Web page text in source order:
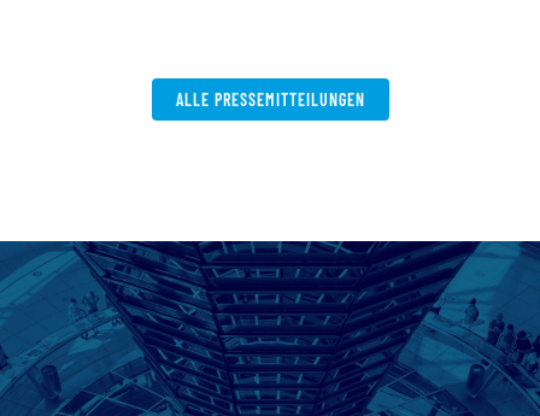
ALLE PRESSEMITTEILUNGEN